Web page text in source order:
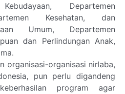
Departemen
Kesehatan, dan
Umum, Departemen
dan Perlindungan Anak,
organisasi-organisasi nirlaba,
pun perlu digandeng
program agar